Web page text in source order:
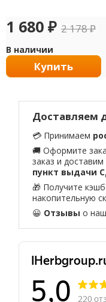
1 680 ₽ 2 178₽
В наличии
Купить
Доставляем
💳 Принимаем
🚚 Оформите
заказ и
пункт выдачи
🎁 Получите
накопительную
😀 Отзывы о